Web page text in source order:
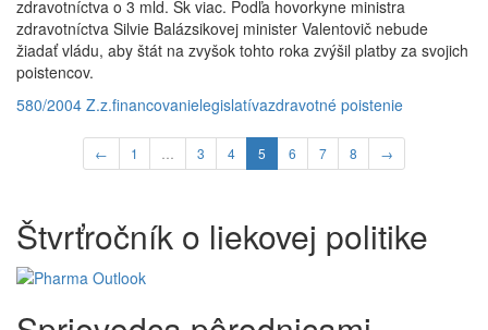
zdravotníctva o 3 mld. Sk viac. Podľa hovorkyne ministra
zdravotníctva Silvie Balázsikovej minister Valentovič nebude
žiadať vládu, aby štát na zvyšok tohto roka zvýšil platby za svojich
poistencov.
580/2004 Z.z.financovanielegislatívazdravotné poistenie
← 1 3 4 5 6 7 8 →
Štvrťročník o liekovej politike